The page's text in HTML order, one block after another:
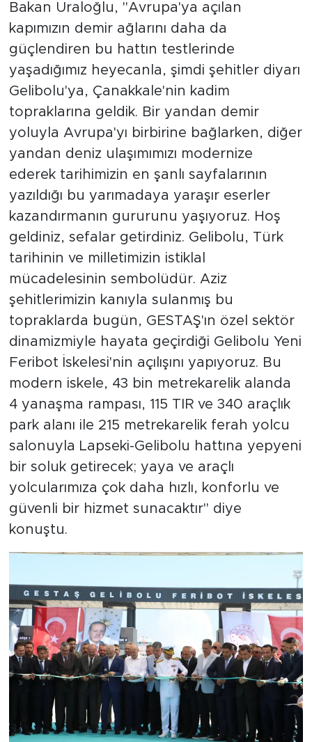
Bakan Uraloğlu, "Avrupa'ya açılan
kapımızın demir ağlarını daha da
güçlendiren bu hattın testlerinde
yaşadığımız heyecanla, şimdi şehitler diyarı
Gelibolu'ya, Çanakkale'nin kadim
topraklarına geldik. Bir yandan demir
yoluyla Avrupa'yı birbirine bağlarken, diğer
yandan deniz ulaşımımızı modernize
ederek tarihimizin en şanlı sayfalarının
yazıldığı bu yarımadaya yaraşır eserler
kazandırmanın gururunu yaşıyoruz. Hoş
geldiniz, sefalar getirdiniz. Gelibolu, Türk
tarihinin ve milletimizin istiklal
mücadelesinin sembolüdür. Aziz
şehitlerimizin kanıyla sulanmış bu
topraklarda bugün, GESTAŞ'ın özel sektör
dinamizmiyle hayata geçirdiği Gelibolu Yeni
Feribot İskelesi'nin açılışını yapıyoruz. Bu
modern iskele, 43 bin metrekarelik alanda
4 yanaşma rampası, 115 TIR ve 340 araçlık
park alanı ile 215 metrekarelik ferah yolcu
salonuyla Lapseki-Gelibolu hattına yepyeni
bir soluk getirecek; yaya ve araçlı
yolcularımıza çok daha hızlı, konforlu ve
güvenli bir hizmet sunacaktır" diye
konuştu.